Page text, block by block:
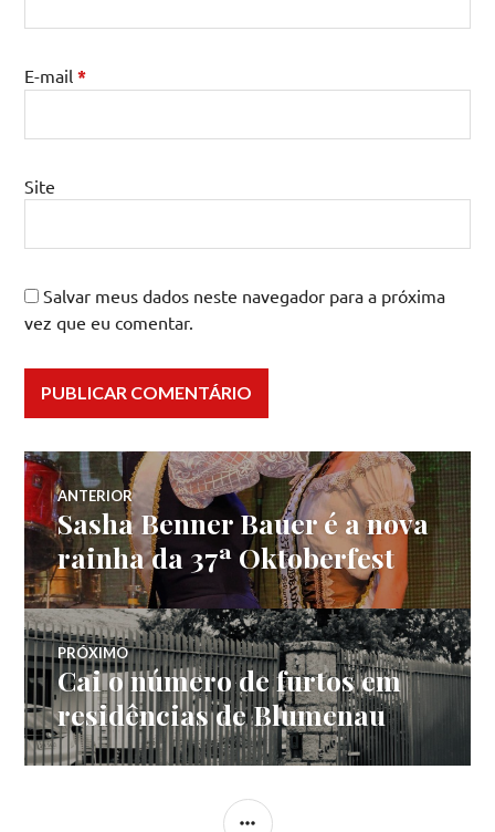
E-mail*
Site
Salvar meus dados neste navegador para a próxima
vez que eu comentar.
Navegação
de
Post
ANTERIOR
Post
anterior:
Sasha Benner Bauer é a nova
rainha da 37ª Oktoberfest
PRÓXIMO
Próximo
post:
Cai o número de furtos em
residências de Blumenau
LATERAL